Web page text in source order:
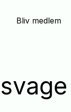
Bliv medlem